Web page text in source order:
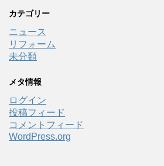
カテゴリー
ニュース
リフォーム
未分類
メタ情報
ログイン
投稿フィード
コメントフィード
WordPress.org